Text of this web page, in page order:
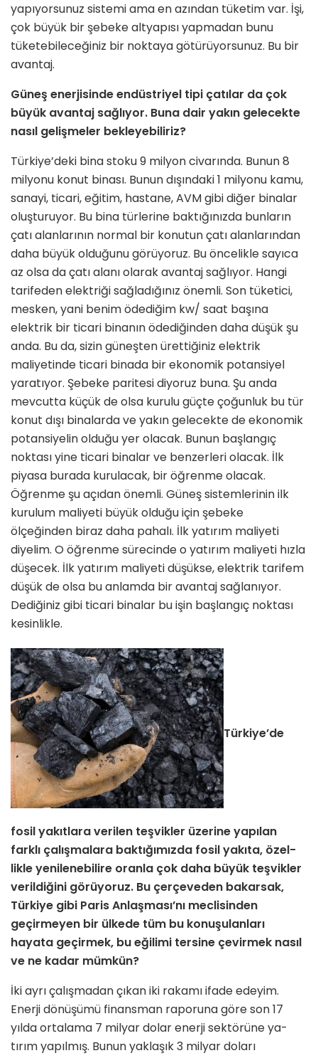
yapıyorsunuz sistemi ama en azından tüketim var. İşi,
çok büyük bir şebeke altyapısı yapmadan bunu
tüketebileceğiniz bir noktaya gö­türüyorsunuz. Bu bir
avantaj.
Güneş enerjisinde endüstriyel tipi çatılar da çok
büyük avantaj sağlıyor. Buna dair yakın gelecekte
nasıl geliş­meler bekleyebiliriz?
Türkiye’deki bina stoku 9 milyon civa­rında. Bunun 8
milyonu konut binası. Bunun dışındaki 1 milyonu kamu,
sa­nayi, ticari, eğitim, hastane, AVM gibi diğer binalar
oluşturuyor. Bu bina tür­lerine baktığınızda bunların
çatı alanla­rının normal bir konutun çatı alanların­dan
daha büyük olduğunu görüyoruz. Bu öncelikle sayıca
az olsa da çatı alanı olarak avantaj sağlıyor. Hangi
tarifeden elektriği sağladığınız önemli. Son tüke­tici,
mesken, yani benim ödediğim kw/ saat başına
elektrik bir ticari binanın ödediğinden daha düşük şu
anda. Bu da, sizin güneşten ürettiğiniz elektrik
maliyetinde ticari binada bir ekonomik potansiyel
yaratıyor. Şebeke paritesi diyoruz buna. Şu anda
mevcutta küçük de olsa kurulu güçte çoğunluk bu tür
konut dışı binalarda ve yakın gelecekte de ekonomik
potansiyelin olduğu yer olacak. Bunun başlangıç
noktası yine ticari binalar ve benzerleri olacak. İlk
piyasa burada kurulacak, bir öğrenme olacak.
Öğrenme şu açıdan önemli. Gü­neş sistemlerinin ilk
kurulum maliyeti büyük olduğu için şebeke
ölçeğinden biraz daha pahalı. İlk yatırım maliyeti
diyelim. O öğrenme sürecinde o yatı­rım maliyeti hızla
düşecek. İlk yatırım maliyeti düşükse, elektrik tarifem
dü­şük de olsa bu anlamda bir avantaj sağ­lanıyor.
Dediğiniz gibi ticari binalar bu işin başlangıç noktası
kesinlikle.
Türkiye’de
fosil yakıtlara verilen teş­vikler üzerine yapılan
farklı çalışma­lara baktığımızda fosil yakıta, özel­
likle yenilenebilire oranla çok daha büyük teşvikler
verildiğini görüyoruz. Bu çerçeveden bakarsak,
Türkiye gibi Paris Anlaşması’nı meclisinden
geçirmeyen bir ülkede tüm bu konuşulanları
hayata geçirmek, bu eğilimi tersine çevirmek nasıl
ve ne kadar mümkün?
İki ayrı çalışmadan çıkan iki rakamı ifade edeyim.
Enerji dönüşümü finans­man raporuna göre son 17
yılda ortala­ma 7 milyar dolar enerji sektörüne ya­
tırım yapılmış. Bunun yaklaşık 3 milyar doları